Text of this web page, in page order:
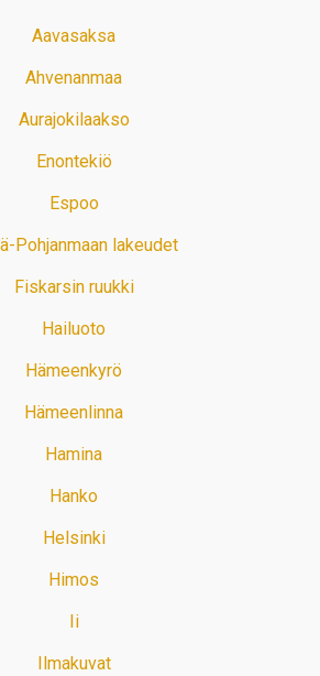
Aavasaksa
Ahvenanmaa
Aurajokilaakso
Enontekiö
Espoo
Pohjanmaan lakeudet
Fiskarsin ruukki
Hailuoto
Hämeenkyrö
Hämeenlinna
Hamina
Hanko
Helsinki
Himos
Ii
Ilmakuvat